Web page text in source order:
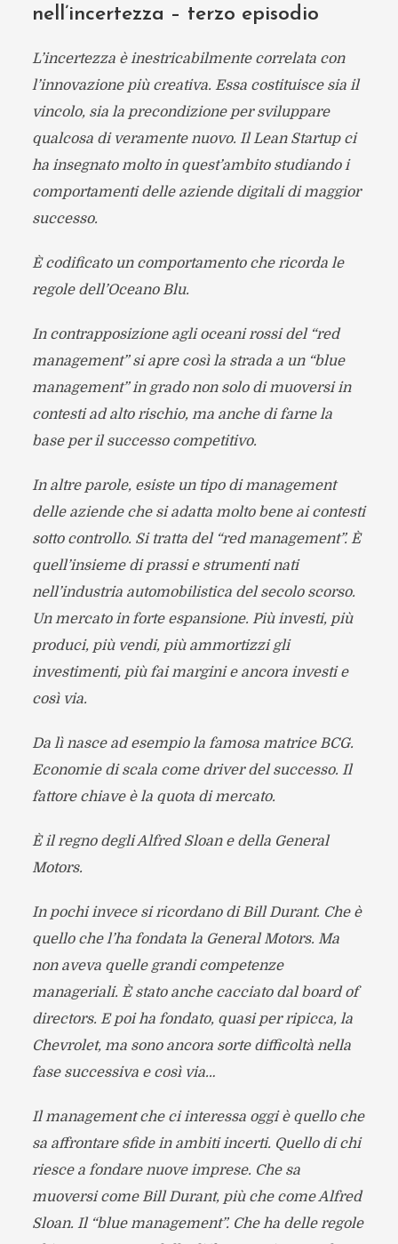
nell’incertezza – terzo episodio
L’incertezza è inestricabilmente correlata con
l’innovazione più creativa. Essa costituisce sia il
vincolo, sia la precondizione per sviluppare
qualcosa di veramente nuovo. Il Lean Startup ci
ha insegnato molto in quest’ambito studiando i
comportamenti delle aziende digitali di maggior
successo.
È codificato un comportamento che ricorda le
regole dell’Oceano Blu.
In contrapposizione agli oceani rossi del “red
management” si apre così la strada a un “blue
management” in grado non solo di muoversi in
contesti ad alto rischio, ma anche di farne la
base per il successo competitivo.
In altre parole, esiste un tipo di management
delle aziende che si adatta molto bene ai contesti
sotto controllo. Si tratta del “red management”. È
quell’insieme di prassi e strumenti nati
nell’industria automobilistica del secolo scorso.
Un mercato in forte espansione. Più investi, più
produci, più vendi, più ammortizzi gli
investimenti, più fai margini e ancora investi e
così via.
Da lì nasce ad esempio la famosa matrice BCG.
Economie di scala come driver del successo. Il
fattore chiave è la quota di mercato.
È il regno degli Alfred Sloan e della General
Motors.
In pochi invece si ricordano di Bill Durant. Che è
quello che l’ha fondata la General Motors. Ma
non aveva quelle grandi competenze
manageriali. È stato anche cacciato dal board of
directors. E poi ha fondato, quasi per ripicca, la
Chevrolet, ma sono ancora sorte difficoltà nella
fase successiva e così via…
Il management che ci interessa oggi è quello che
sa affrontare sfide in ambiti incerti. Quello di chi
riesce a fondare nuove imprese. Che sa
muoversi come Bill Durant, più che come Alfred
Sloan. Il “blue management”. Che ha delle regole